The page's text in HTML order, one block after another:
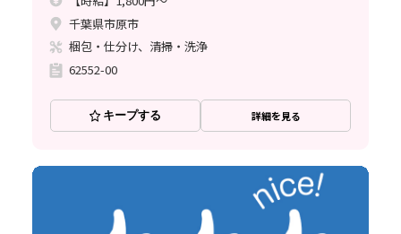
千葉県市原市
梱包・仕分け、清掃・洗浄
62552-00
キープする 詳細を見る